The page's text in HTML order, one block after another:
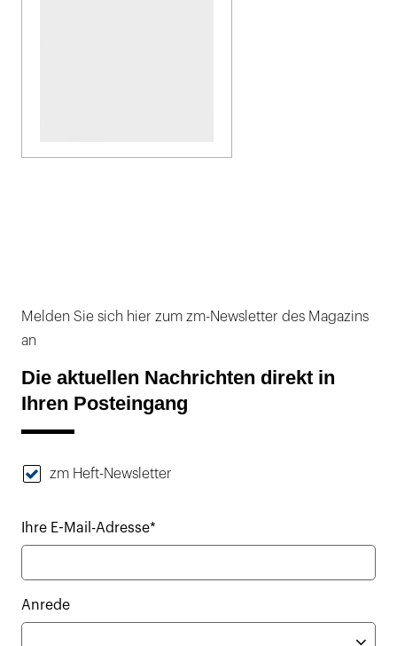
Melden Sie sich hier zum zm-Newsletter des Magazins
an
Die aktuellen Nachrichten direkt in
Ihren Posteingang
zm Heft-Newsletter
Ihre E-Mail-Adresse*
Anrede